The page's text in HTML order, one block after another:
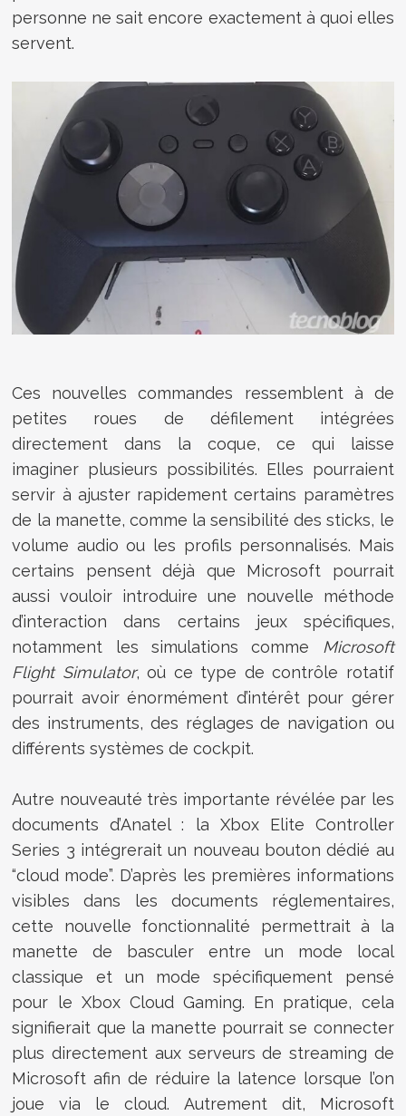
personne ne sait encore exactement à quoi elles
servent.
Ces nouvelles commandes ressemblent à de
petites roues de défilement intégrées
directement dans la coque, ce qui laisse
imaginer plusieurs possibilités. Elles pourraient
servir à ajuster rapidement certains paramètres
de la manette, comme la sensibilité des sticks, le
volume audio ou les profils personnalisés. Mais
certains pensent déjà que Microsoft pourrait
aussi vouloir introduire une nouvelle méthode
d’interaction dans certains jeux spécifiques,
notamment les simulations comme
Microsoft
Flight Simulator, où ce type de contrôle rotatif
pourrait avoir énormément d’intérêt pour gérer
des instruments, des réglages de navigation ou
différents systèmes de cockpit.
Autre nouveauté très importante révélée par les
documents d’Anatel : la Xbox Elite Controller
Series 3 intégrerait un nouveau bouton dédié au
“cloud mode”. D’après les premières informations
visibles dans les documents réglementaires,
cette nouvelle fonctionnalité permettrait à la
manette de basculer entre un mode local
classique et un mode spécifiquement pensé
pour le Xbox Cloud Gaming. En pratique, cela
signifierait que la manette pourrait se connecter
plus directement aux serveurs de streaming de
Microsoft afin de réduire la latence lorsque l’on
joue via le cloud. Autrement dit, Microsoft